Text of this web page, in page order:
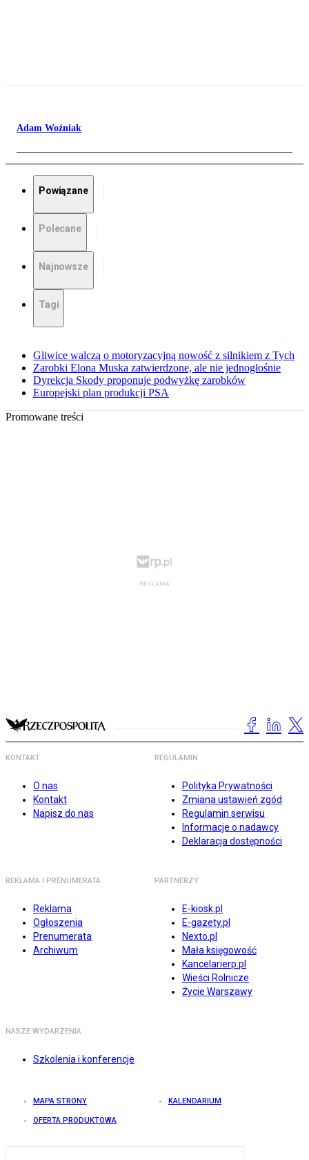
Adam Woźniak
Powiązane
Polecane
Najnowsze
Tagi
Gliwice walczą o motoryzacyjną nowość z silnikiem z Tych
Zarobki Elona Muska zatwierdzone, ale nie jednogłośnie
Dyrekcja Skody proponuje podwyżkę zarobków
Europejski plan produkcji PSA
Promowane treści
KONTAKT
O nas
Kontakt
Napisz do nas
REGULAMIN
Polityka Prywatności
Zmiana ustawień zgód
Regulamin serwisu
Informacje o nadawcy
Deklaracja dostępności
REKLAMA I PRENUMERATA
Reklama
Ogłoszenia
Prenumerata
Archiwum
PARTNERZY
E-kiosk.pl
E-gazety.pl
Nexto.pl
Mała księgowość
Kancelarierp.pl
Wieści Rolnicze
Życie Warszawy
NASZE WYDARZENIA
Szkolenia i konferencje
MAPA STRONY KALENDARIUM
OFERTA PRODUKTOWA